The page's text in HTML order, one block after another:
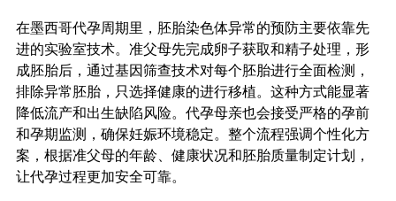
在墨西哥代孕周期里，胚胎染色体异常的预防主要依靠先
进的实验室技术。准父母先完成卵子获取和精子处理，形
成胚胎后，通过基因筛查技术对每个胚胎进行全面检测，
排除异常胚胎，只选择健康的进行移植。这种方式能显著
降低流产和出生缺陷风险。代孕母亲也会接受严格的孕前
和孕期监测，确保妊娠环境稳定。整个流程强调个性化方
案，根据准父母的年龄、健康状况和胚胎质量制定计划，
让代孕过程更加安全可靠。